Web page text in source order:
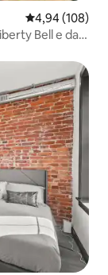
4,94 de uma
4,94 (108)
Bell e da